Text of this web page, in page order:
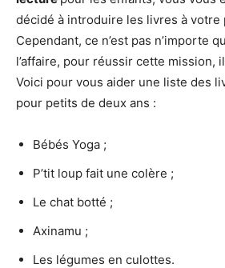
décidé à introduire les livres à votre
Cependant, ce n’est pas n’importe
l’affaire, pour réussir cette mission,
Voici pour vous aider une liste des
pour petits de deux ans :
Bébés Yoga ;
P’tit loup fait une colère ;
Le chat botté ;
Axinamu ;
Les légumes en culottes.